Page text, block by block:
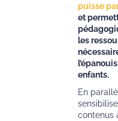
puisse
et
les
enfants.
En
contenus